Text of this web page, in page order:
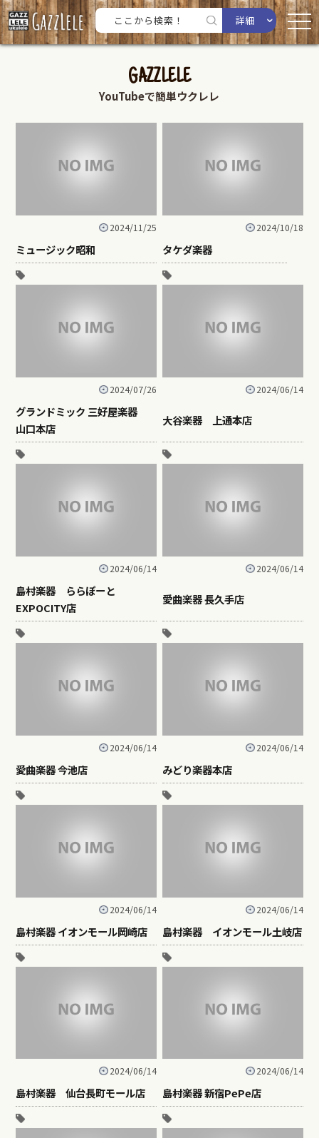
詳細
GAZZLELE
YouTubeで簡単ウクレレ
2024/11/25
ミュージック昭和
2024/10/18
タケダ楽器
2024/07/26
グランドミック 三好屋楽器
山口本店
2024/06/14
大谷楽器 上通本店
2024/06/14
島村楽器 ららぽーと
EXPOCITY店
2024/06/14
愛曲楽器 長久手店
2024/06/14
愛曲楽器 今池店
2024/06/14
みどり楽器本店
2024/06/14
島村楽器 イオンモール岡崎店
2024/06/14
島村楽器 イオンモール土岐店
2024/06/14
島村楽器 仙台長町モール店
2024/06/14
島村楽器 新宿PePe店